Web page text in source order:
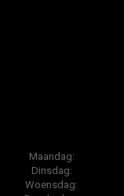
Maandag:
Dinsdag:
Woensdag: